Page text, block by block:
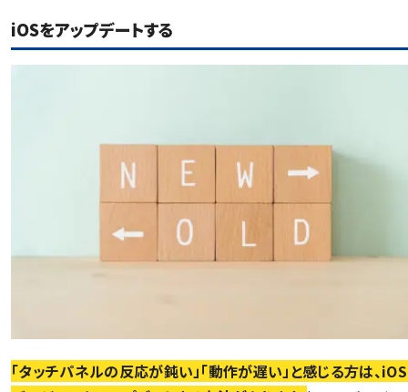
iOSをアップデートする
「タッチパネルの反応が鈍い」「動作が遅い」と感じる方は、